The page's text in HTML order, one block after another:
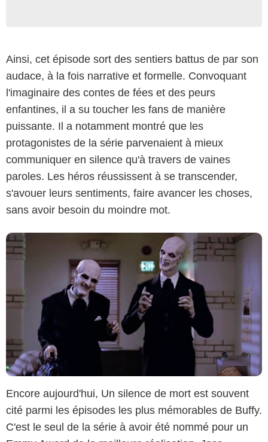
Ainsi, cet épisode sort des sentiers battus de par son
audace, à la fois narrative et formelle. Convoquant
l'imaginaire des contes de fées et des peurs
enfantines, il a su toucher les fans de manière
puissante. Il a notamment montré que les
protagonistes de la série parvenaient à mieux
communiquer en silence qu'à travers de vaines
paroles. Les héros réussissent à se transcender,
s'avouer leurs sentiments, faire avancer les choses,
sans avoir besoin du moindre mot.
UPN
Encore aujourd'hui, Un silence de mort est souvent
cité parmi les épisodes les plus mémorables de Buffy.
C'est le seul de la série à avoir été nommé pour un